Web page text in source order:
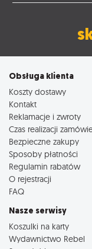
Obsługa klienta
Koszty dostawy
Kontakt
Reklamacje i zwroty
Czas realizacji
Bezpieczne zakupy
Sposoby płatności
Regulamin rabatów
O rejestracji
FAQ
Nasze serwisy
Koszulki na karty
Wydawnictwo Rebel